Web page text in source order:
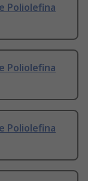
Poliolefina
Poliolefina
Poliolefina